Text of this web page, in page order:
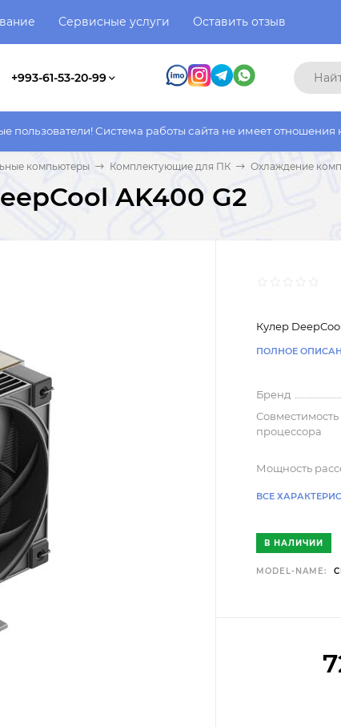
Сервисные услуги Оставить отзыв
+993-61-53-20-99
Система работы сайта не имеет отношения к системе
компьютеры Комплектующие для ПК Охлаждение
AK400 G2
Кулер
ПОЛНОЕ
Бренд
Совместимость
процессора
Мощность
ВСЕ
В НАЛИЧИИ
MODEL-NAME: